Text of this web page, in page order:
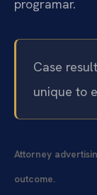
programar.
Case
unique to
Attorney
outcome.